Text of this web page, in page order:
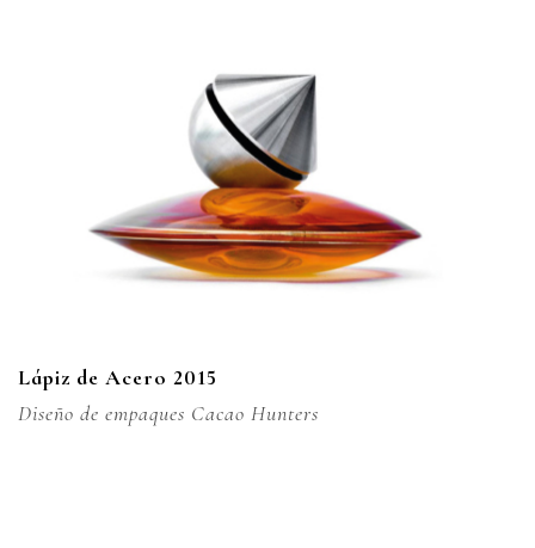
Lápiz de Acero 2015
Diseño de empaques Cacao Hunters